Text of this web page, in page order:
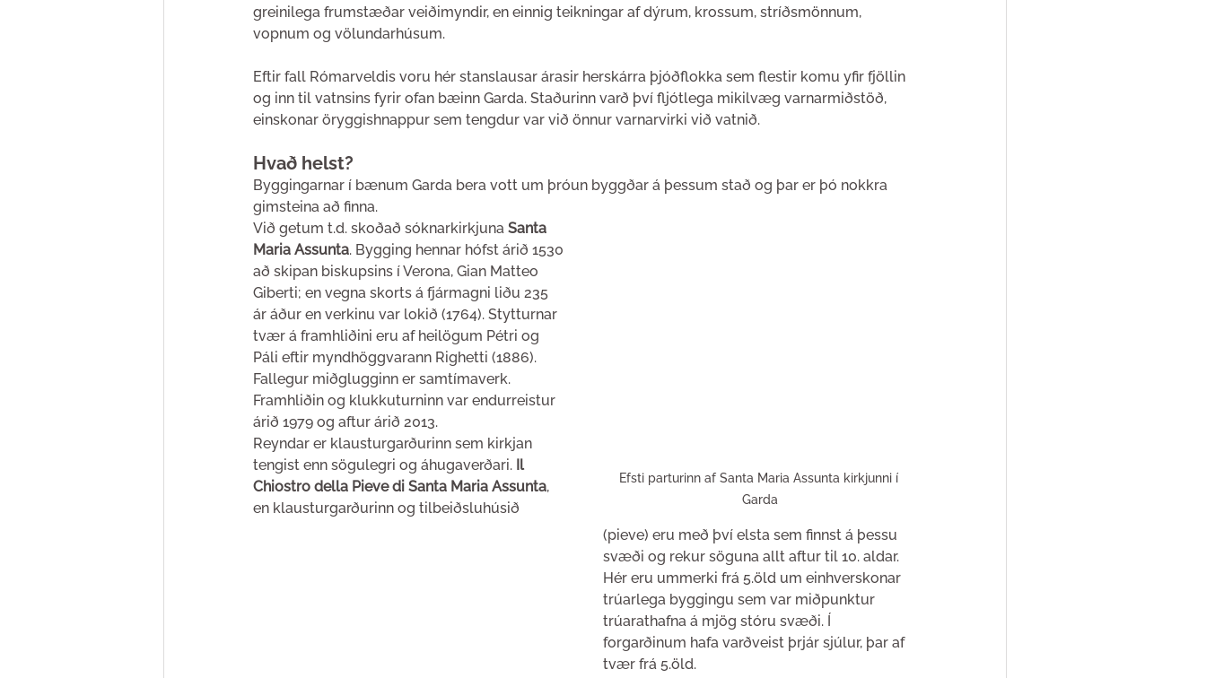
greinilega frumstæðar veiðimyndir, en einnig teikningar af dýrum, krossum, stríðsmönnum,
vopnum og völundarhúsum.
Eftir fall Rómarveldis voru hér stanslausar árasir herskárra þjóðflokka sem flestir komu yfir fjöllin
og inn til vatnsins fyrir ofan bæinn Garda. Staðurinn varð því fljótlega mikilvæg varnarmiðstöð,
einskonar öryggishnappur sem tengdur var við önnur varnarvirki við vatnið.
Hvað helst?
Byggingarnar í bænum Garda bera vott um þróun byggðar á þessum stað og þar er þó nokkra
gimsteina að finna.
Efsti parturinn af Santa Maria Assunta kirkjunni í
Garda
Við getum t.d. skoðað sóknarkirkjuna Santa
Maria Assunta. Bygging hennar hófst árið 1530
að skipan biskupsins í Verona, Gian Matteo
Giberti; en vegna skorts á fjármagni liðu 235
ár áður en verkinu var lokið (1764). Stytturnar
tvær á framhliðini eru af heilögum Pétri og
Páli eftir myndhöggvarann ​​Righetti (1886).
Fallegur miðglugginn er samtímaverk.
Framhliðin og klukkuturninn var endurreistur
árið 1979 og aftur árið 2013.
Reyndar er klausturgarðurinn sem kirkjan
tengist enn sögulegri og áhugaverðari. Il
Chiostro della Pieve di Santa Maria Assunta,
en klausturgarðurinn og tilbeiðsluhúsið
(pieve) eru með því elsta sem finnst á þessu
svæði og rekur söguna allt aftur til 10. aldar.
Hér eru ummerki frá 5.öld um einhverskonar
trúarlega byggingu sem var miðpunktur
trúarathafna á mjög stóru svæði. Í
forgarðinum hafa varðveist þrjár sjúlur, þar af
tvær frá 5.öld.